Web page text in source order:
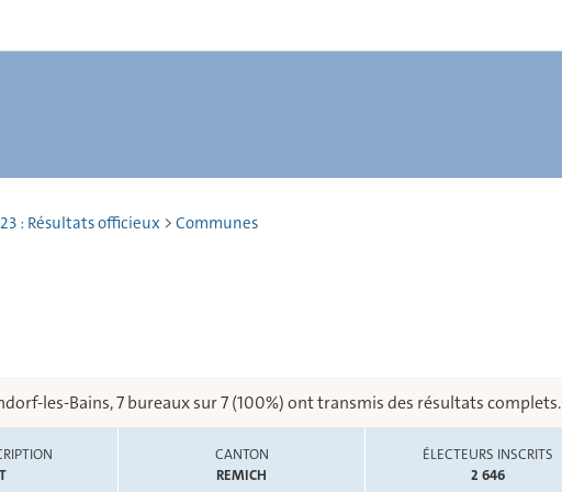
: Résultats officieux > Communes
les-Bains, 7 bureaux sur 7 (100%) ont transmis des résultats complets.
CANTON
REMICH
ÉLECTEURS INSCRITS
2 646